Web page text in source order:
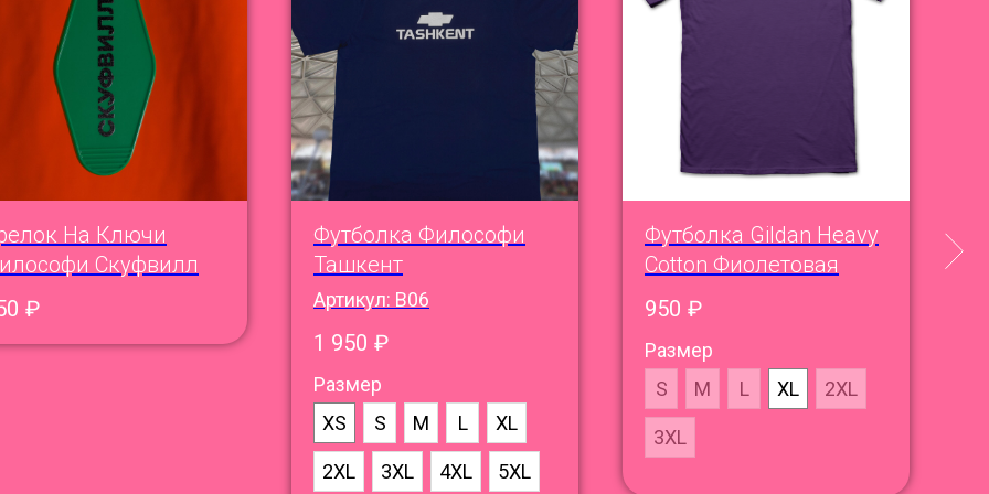
На Ключи
Скуфвилл
₽
Футболка Философи
Ташкент
Артикул: B06
1 950 ₽
Размер
XS
S M L XL
2XL 3XL 4XL 5XL
Футболка Gildan Heavy
Cotton Фиолетовая
950 ₽
Размер
S
M L XL 2XL
3XL